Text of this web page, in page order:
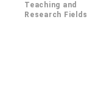
Teaching and
Research Fields